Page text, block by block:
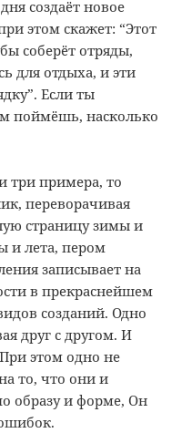
создаёт новое
этом скажет: “Этот
соберёт отряды,
для отдыха, и эти
Если ты
поймёшь, насколько
три примера, то
переворачивая
страницу зимы и
и лета, пером
записывает на
в прекраснейшем
созданий. Одно
друг с другом. И
этом одно не
то, что они и
образу и форме, Он